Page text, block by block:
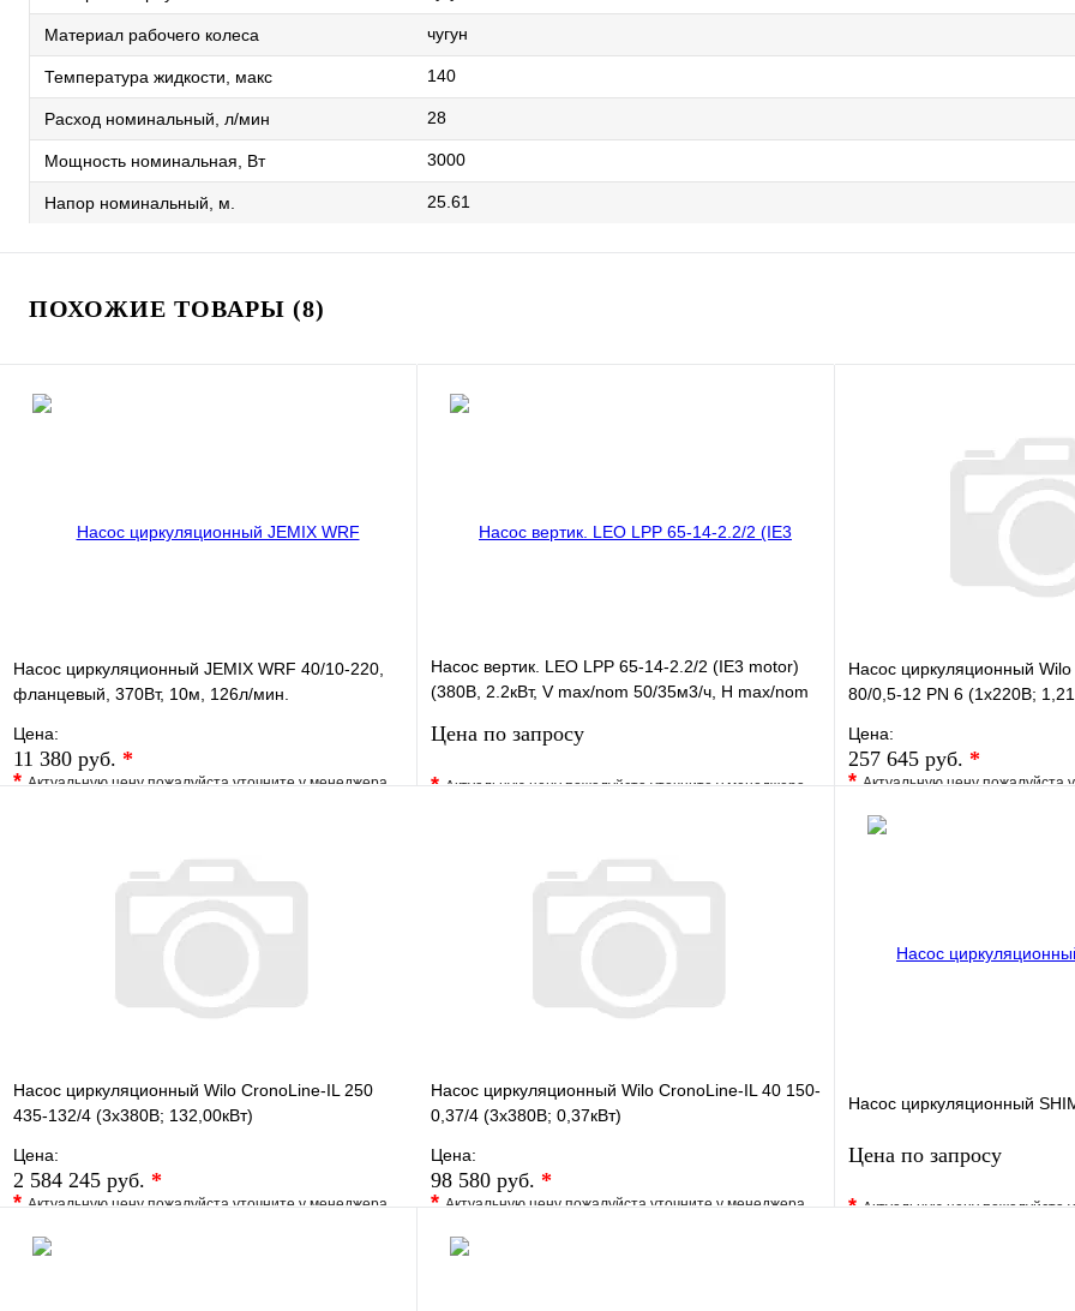
Материал рабочего колеса чугун
Температура жидкости, макс 140
Расход номинальный, л/мин 28
Мощность номинальная, Вт 3000
Напор номинальный, м. 25.61
ПОХОЖИЕ ТОВАРЫ (8)
Насос циркуляционный JEMIX WRF 40/10-220,
фланцевый, 370Вт, 10м, 126л/мин.
Цена:
11 380 руб. *
*Актуальную цену пожалуйста уточните у менеджера
В корзину
Насос вертик. LEO LPP 65-14-2.2/2 (IE3 motor)
(380В, 2.2кВт, V max/nom 50/35м3/ч, Н max/nom
Цена по запросу
*Актуальную цену пожалуйста уточните у менеджера
Запросить цену
Насос циркуляционный
80/0,5-12 PN 6 (1х220В;
Цена:
257 645 руб. *
*Актуальную цену пожалуйста
В избранное
Насос циркуляционный Wilo CronoLine-IL 250
435-132/4 (3х380В; 132,00кВт)
Цена:
2 584 245 руб. *
*Актуальную цену пожалуйста уточните у менеджера
В избранное
Насос циркуляционный Wilo CronoLine-IL 40 150-
0,37/4 (3х380В; 0,37кВт)
Цена:
98 580 руб. *
*Актуальную цену пожалуйста уточните у менеджера
В избранное
Насос циркуляционный
Цена по запросу
*Актуальную цену пожалуйста